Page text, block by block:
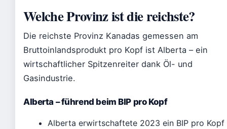
Welche Provinz ist die reichste?
Die reichste Provinz Kanadas gemessen am
Bruttoinlandsprodukt pro Kopf ist Alberta – ein
wirtschaftlicher Spitzenreiter dank Öl- und
Gasindustrie.
Alberta – führend beim BIP pro Kopf
Alberta erwirtschaftete 2023 ein BIP pro Kopf